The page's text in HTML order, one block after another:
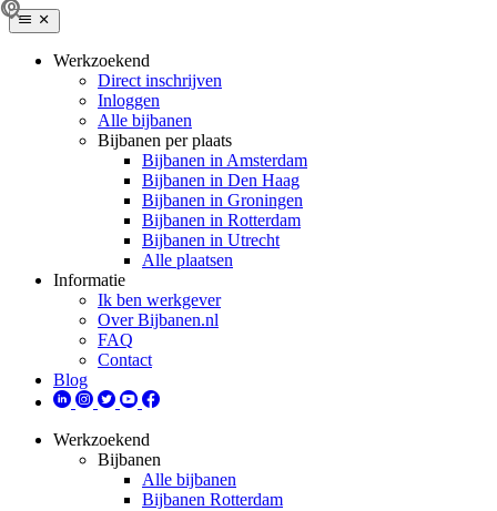
Werkzoekend
Direct inschrijven
Inloggen
Alle bijbanen
Bijbanen per plaats
Bijbanen in Amsterdam
Bijbanen in Den Haag
Bijbanen in Groningen
Bijbanen in Rotterdam
Bijbanen in Utrecht
Alle plaatsen
Informatie
Ik ben werkgever
Over Bijbanen.nl
FAQ
Contact
Blog
Werkzoekend
Bijbanen
Alle bijbanen
Bijbanen Rotterdam